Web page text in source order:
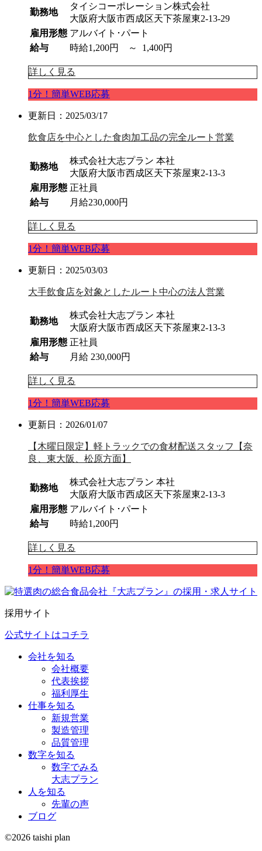
勤務地
タイシコーポレーション株式会社
大阪府大阪市西成区天下茶屋東2-13-29
雇用形態 アルバイト･パート
給与
時給1,200円 ～ 1,400円
詳しく見る
1分！簡単WEB応募
更新日：2025/03/17
飲食店を中心とした食肉加工品の完全ルート営業
勤務地
株式会社大志プラン 本社
大阪府大阪市西成区天下茶屋東2-13-3
雇用形態 正社員
給与
月給230,000円
詳しく見る
1分！簡単WEB応募
更新日：2025/03/03
大手飲食店を対象としたルート中心の法人営業
勤務地
株式会社大志プラン 本社
大阪府大阪市西成区天下茶屋東2-13-3
雇用形態 正社員
給与
月給 230,000円
詳しく見る
1分！簡単WEB応募
更新日：2026/01/07
【木曜日限定】軽トラックでの食材配送スタッフ【奈
良、東大阪、松原方面】
勤務地
株式会社大志プラン 本社
大阪府大阪市西成区天下茶屋東2-13-3
雇用形態 アルバイト･パート
給与
時給1,200円
詳しく見る
1分！簡単WEB応募
採用サイト
公式サイトはコチラ
会社を知る
会社概要
代表挨拶
福利厚生
仕事を知る
新規営業
製造管理
品質管理
数字を知る
数字でみる
大志プラン
人を知る
先輩の声
ブログ
©2026 taishi plan